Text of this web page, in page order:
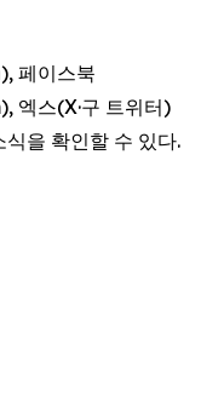
페이스북
스(X·구 트위터)
을 확인할 수 있다.